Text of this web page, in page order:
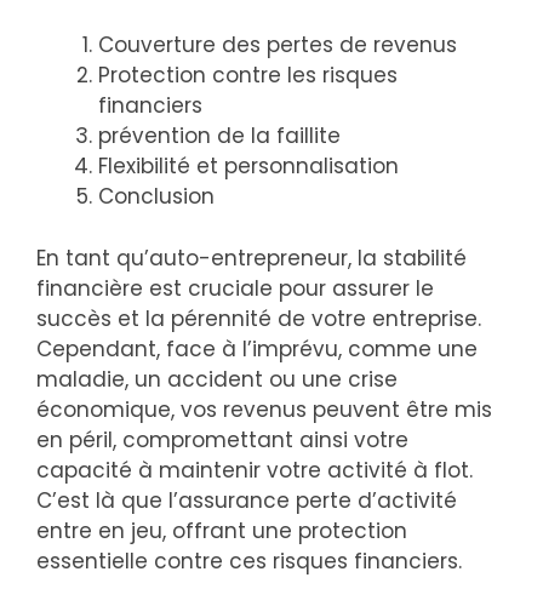
Couverture des pertes de revenus
Protection contre les risques
financiers
prévention de la faillite
Flexibilité et personnalisation
Conclusion
En tant qu’auto-entrepreneur, la stabilité
financière est cruciale pour assurer le
succès et la pérennité de votre entreprise.
Cependant, face à l’imprévu, comme une
maladie, un accident ou une crise
économique, vos revenus peuvent être mis
en péril, compromettant ainsi votre
capacité à maintenir votre activité à flot.
C’est là que l’assurance perte d’activité
entre en jeu, offrant une protection
essentielle contre ces risques financiers.